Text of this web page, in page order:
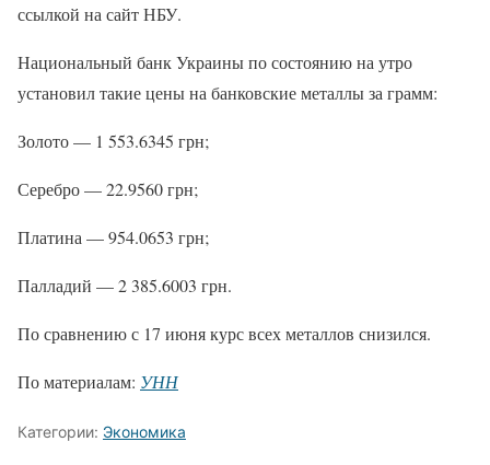
ссылкой на сайт НБУ.
Национальный банк Украины по состоянию на утро
установил такие цены на банковские металлы за грамм:
Золото — 1 553.6345 грн;
Серебро — 22.9560 грн;
Платина — 954.0653 грн;
Палладий — 2 385.6003 грн.
По сравнению с 17 июня курс всех металлов снизился.
По материалам: УНН
Категории: Экономика